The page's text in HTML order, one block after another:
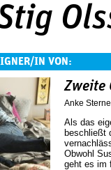
IN VON:
Zweite
Anke
Als das
beschließt
Obwohl
geht es im